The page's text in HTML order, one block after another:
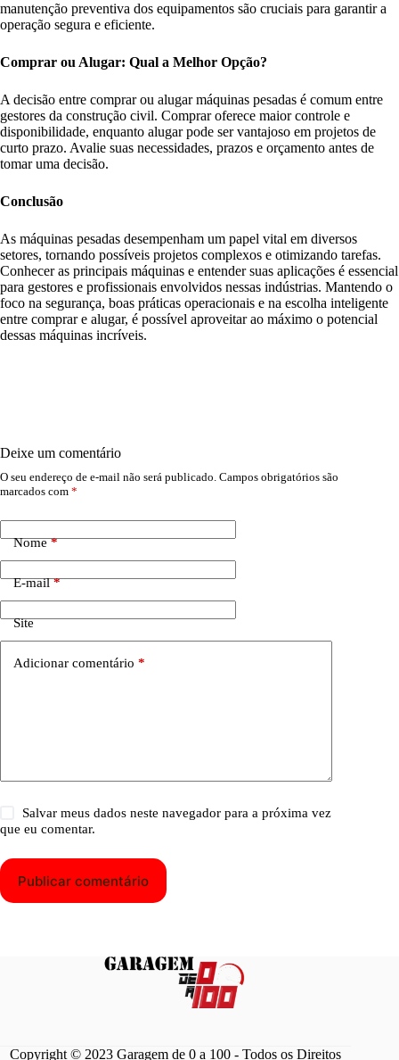
manutenção preventiva dos equipamentos são cruciais para garantir a
operação segura e eficiente.
Comprar ou Alugar: Qual a Melhor Opção?
A decisão entre comprar ou alugar máquinas pesadas é comum entre
gestores da construção civil. Comprar oferece maior controle e
disponibilidade, enquanto alugar pode ser vantajoso em projetos de
curto prazo. Avalie suas necessidades, prazos e orçamento antes de
tomar uma decisão.
Conclusão
As máquinas pesadas desempenham um papel vital em diversos
setores, tornando possíveis projetos complexos e otimizando tarefas.
Conhecer as principais máquinas e entender suas aplicações é essencial
para gestores e profissionais envolvidos nessas indústrias. Mantendo o
foco na segurança, boas práticas operacionais e na escolha inteligente
entre comprar e alugar, é possível aproveitar ao máximo o potencial
dessas máquinas incríveis.
Deixe um comentário
O seu endereço de e-mail não será publicado. Campos obrigatórios são
marcados com *
Nome*
E-mail*
Site
Adicionar comentário *
Salvar meus dados neste navegador para a próxima vez
que eu comentar.
Publicar comentário
Copyright © 2023 Garagem de 0 a 100 - Todos os Direitos